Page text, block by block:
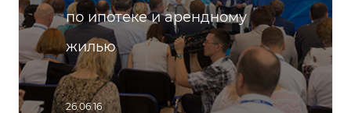
по ипотеке и арендному
жилью
26.06.16